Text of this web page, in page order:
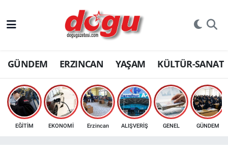
GÜNDEM ERZINCAN YAŞAM KÜLTÜR-SANAT
EĞİTİM EKONOMİ Erzincan ALIŞVERİŞ GENEL GÜNDEM
ERZINCAN
GÜNDEM
ERZİNCAN FOTOĞRAFLARI
SAĞLIK